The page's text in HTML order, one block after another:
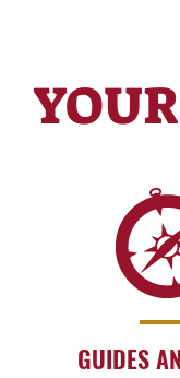
GUIDES